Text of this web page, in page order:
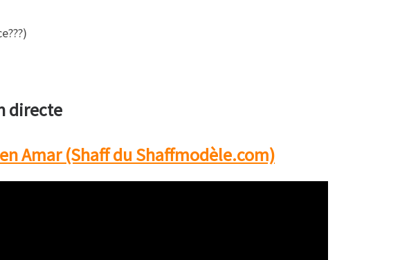
directe
Amar (Shaff du Shaffmodèle.com)